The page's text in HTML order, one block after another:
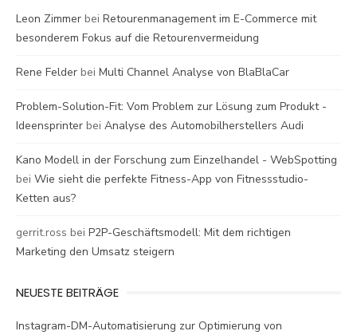
Leon Zimmer bei Retourenmanagement im E-Commerce mit
besonderem Fokus auf die Retourenvermeidung
Rene Felder bei Multi Channel Analyse von BlaBlaCar
Problem-Solution-Fit: Vom Problem zur Lösung zum Produkt -
Ideensprinter bei Analyse des Automobilherstellers Audi
Kano Modell in der Forschung zum Einzelhandel - WebSpotting
bei Wie sieht die perfekte Fitness-App von Fitnessstudio-
Ketten aus?
gerrit.ross bei P2P-Geschäftsmodell: Mit dem richtigen
Marketing den Umsatz steigern
NEUESTE BEITRÄGE
Instagram-DM-Automatisierung zur Optimierung von